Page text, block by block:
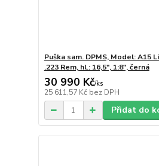
Puška sam. DPMS, Model: A15
.223 Rem, hl.: 16,5", 1:8", černá
30 990 Kč/ks
25 611,57 Kč bez DPH
Přidat do